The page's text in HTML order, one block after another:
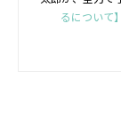
るについて